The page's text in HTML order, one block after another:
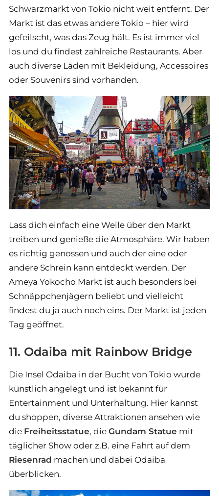
Schwarzmarkt von Tokio nicht weit entfernt. Der
Markt ist das etwas andere Tokio – hier wird
gefeilscht, was das Zeug hält. Es ist immer viel
los und du findest zahlreiche Restaurants. Aber
auch diverse Läden mit Bekleidung, Accessoires
oder Souvenirs sind vorhanden.
Lass dich einfach eine Weile über den Markt
treiben und genieße die Atmosphäre. Wir haben
es richtig genossen und auch der eine oder
andere Schrein kann entdeckt werden. Der
Ameya Yokocho Markt ist auch besonders bei
Schnäppchenjägern beliebt und vielleicht
findest du ja auch noch eins. Der Markt ist jeden
Tag geöffnet.
11. Odaiba mit Rainbow Bridge
Die Insel Odaiba in der Bucht von Tokio wurde
künstlich angelegt und ist bekannt für
Entertainment und Unterhaltung. Hier kannst
du shoppen, diverse Attraktionen ansehen wie
die Freiheitsstatue, die Gundam Statue mit
täglicher Show oder z.B. eine Fahrt auf dem
Riesenrad machen und dabei Odaiba
überblicken.